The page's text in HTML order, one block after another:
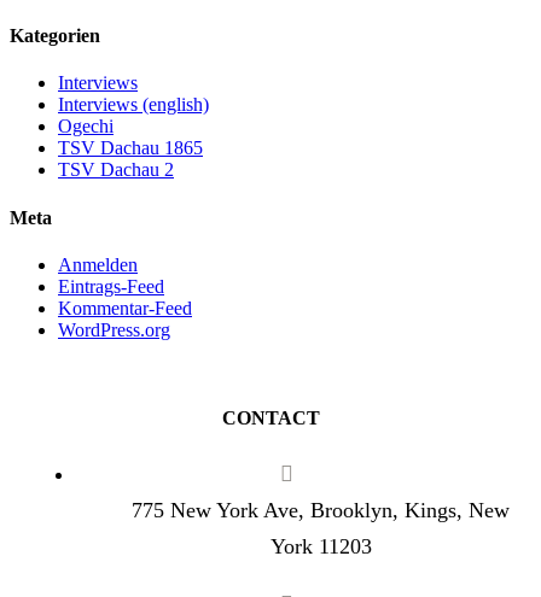
Kategorien
Interviews
Interviews (english)
Ogechi
TSV Dachau 1865
TSV Dachau 2
Meta
Anmelden
Eintrags-Feed
Kommentar-Feed
WordPress.org
CONTACT
775 New York Ave, Brooklyn, Kings, New
York 11203